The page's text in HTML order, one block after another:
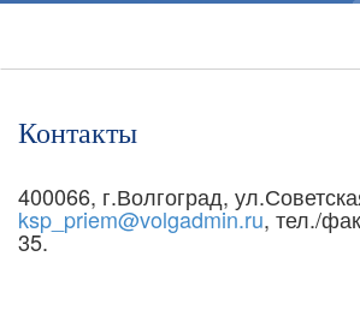
Контакты
400066, г.Волгоград,
ksp_priem@volgadmin.ru, тел./
35.